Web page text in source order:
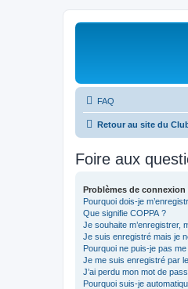
FAQ
Retour au site du
Foire aux
Problèmes de connexion
Pourquoi dois-je
Que signifie COPPA ?
Je souhaite m’enregistrer,
Je suis enregistré mais je
Pourquoi ne puis-je pas
Je me suis enregistré par
J’ai perdu mon mot de
Pourquoi suis-je